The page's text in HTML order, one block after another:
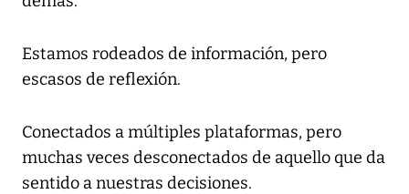
Estamos rodeados de información, pero
escasos de reflexión.
Conectados a múltiples plataformas, pero
muchas veces desconectados de aquello que da
sentido a nuestras decisiones.